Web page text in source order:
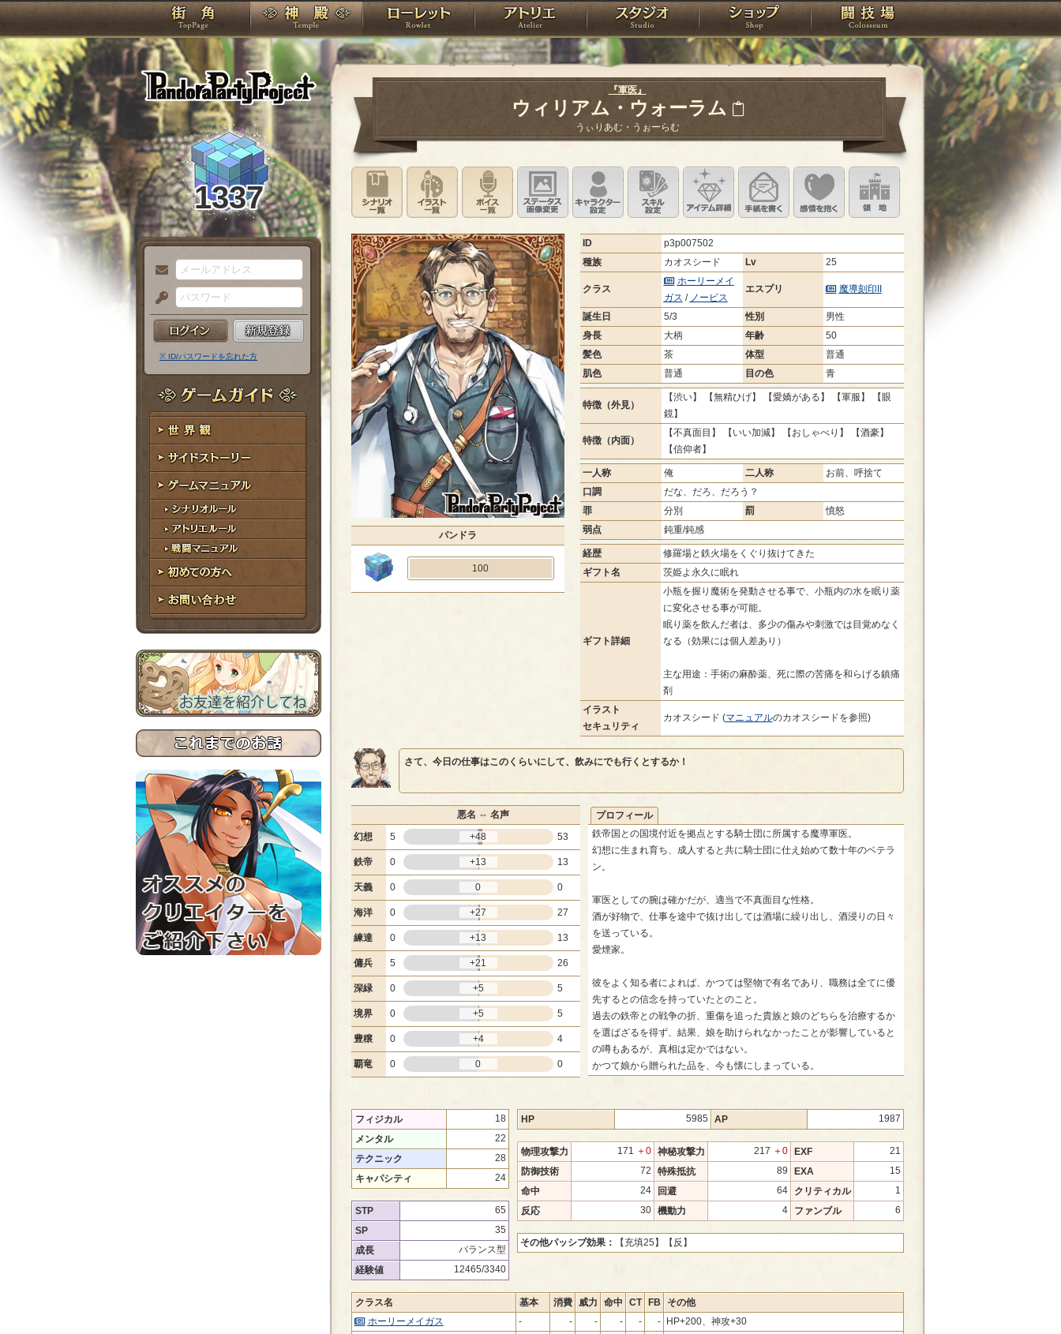
PandoraPartyProject
TOP 神殿 ローレット アトリエ スタジオ ショップ 闘技場
1337
メ
ー
ル
ア
ド
レ
ス
パ
ス
ー
ド
※ ID/パスワードを忘れた方
ゲームガイド
世界観
サイドストーリー
ゲームマニュアル
シナリオルール
アトリエルール
戦闘マニュアル
初めての方へ
お問い合わせ
『軍医』
ウィリアム・ウォーラム
うぃりあむ・うぉーらむ
シナリオ一覧イラスト一覧ボイス一覧 ステータス画像変更キャラクター設定
スキル設定 アイテム詳細手紙を書く このキャラクターに感情を抱く
パンドラ
100
ID
p3p007502
種族
カオスシード Lv 25
クラス
ホーリーメイ
ガス / ノービス
エスプリ 魔導刻印II
誕生日 5/3 性別
男性
身長
大柄 年齢
50
髪色
茶 体型
普通
肌色
普通 目の色 青
特徴（外見）
【渋い】 【無精ひげ】 【愛嬌がある】 【軍服】 【眼
鏡】
特徴（内面）
【不真面目】 【いい加減】 【おしゃべり】 【酒豪】
【信仰者】
一人称 俺 二人称
お前、呼捨て
口調
だな、だろ、だろう？
罪
分別 罰
憤怒
弱点
鈍重/鈍感
経歴
修羅場と鉄火場をくぐり抜けてきた
ギフト名
茨姫よ永久に眠れ
ギフト詳細
小瓶を握り魔術を発動させる事で、小瓶内の水を眠り薬
に変化させる事が可能。
眠り薬を飲んだ者は、多少の傷みや刺激では目覚めなく
なる（効果には個人差あり）
主な用途：手術の麻酔薬、死に際の苦痛を和らげる鎮痛
剤
イラスト
セキュリティ
カオスシード (マニュアルのカオスシードを参照)
さて、今日の仕事はこのくらいにして、飲みにでも行くとするか！
悪名 ⇔ 名声
幻想
5 +48 53
鉄帝 0 +13 13
天義 0 0 0
海洋 0 +27 27
練達 0 +13 13
傭兵 5 +21 26
深緑 0 +5 5
境界 0 +5 5
豊穣 0 +4 4
覇竜 0 0 0
プロフィール
鉄帝国との国境付近を拠点とする騎士団に所属する魔導軍医。
幻想に生まれ育ち、成人すると共に騎士団に仕え始めて数十年のベテラ
ン。
軍医としての腕は確かだが、適当で不真面目な性格。
酒が好物で、仕事を途中で抜け出しては酒場に繰り出し、酒浸りの日々
を送っている。
愛煙家。
彼をよく知る者によれば、かつては堅物で有名であり、職務は全てに優
先するとの信念を持っていたとのこと。
過去の鉄帝との戦争の折、重傷を追った貴族と娘のどちらを治療するか
を選ばざるを得ず、結果、娘を助けられなかったことが影響していると
の噂もあるが、真相は定かではない。
かつて娘から贈られた品を、今も懐にしまっている。
フィジカル
18
メンタル
22
テクニック
28
キャパシティ
24
STP
65
SP
35
成長
バランス型
経験値
12465/3340
HP 5985 AP 1987
物理攻撃力 171 ＋0 神秘攻撃力 217 ＋0 EXF
21
防御技術
72 特殊抵抗 89 EXA
15
命中
24 回避 64 クリティカル
1
反応
30 機動力 4 ファンブル 6
その他パッシブ効果： 【充填25】 【反】
クラス名 基本 消費 威力 命中 CT FB
その他
ホーリーメイガス
- - - - - -
HP+200、神攻+30